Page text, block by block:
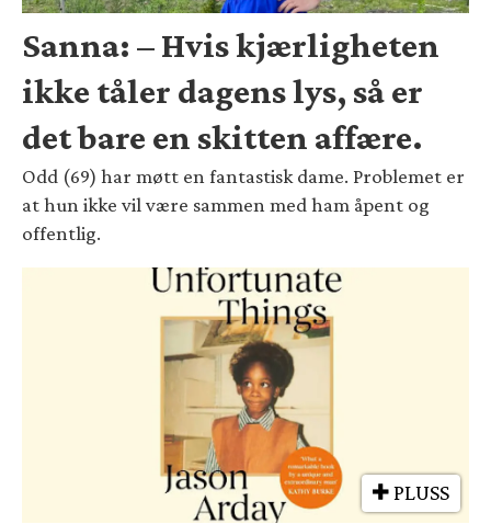
Sanna: – Hvis kjærligheten
ikke tåler dagens lys, så er
det bare en skitten affære.
Odd (69) har møtt en fantastisk dame. Problemet er
at hun ikke vil være sammen med ham åpent og
offentlig.
PLUSS